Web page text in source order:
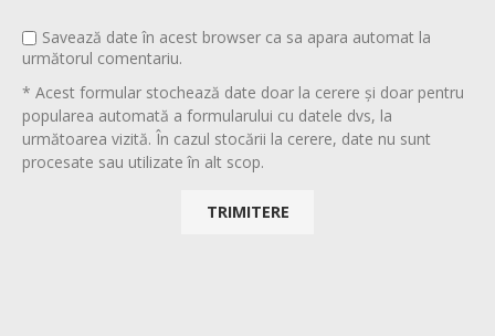
Savează date în acest browser ca sa apara automat la
următorul comentariu.
* Acest formular stochează date doar la cerere și doar pentru
popularea automată a formularului cu datele dvs, la
următoarea vizită. În cazul stocării la cerere, date nu sunt
procesate sau utilizate în alt scop.